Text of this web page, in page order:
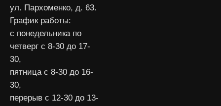
ул. Пархоменко, д. 63.
График работы:
с понедельника по
четверг с 8-30 до 17-
30,
пятница с 8-30 до 16-
30,
перерыв с 12-30 до 13-